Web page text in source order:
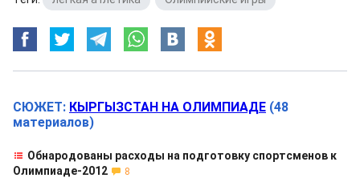
СЮЖЕТ: КЫРГЫЗСТАН НА ОЛИМПИАДЕ (48
материалов)
Обнародованы расходы на подготовку спортсменов к
Олимпиаде-2012
8